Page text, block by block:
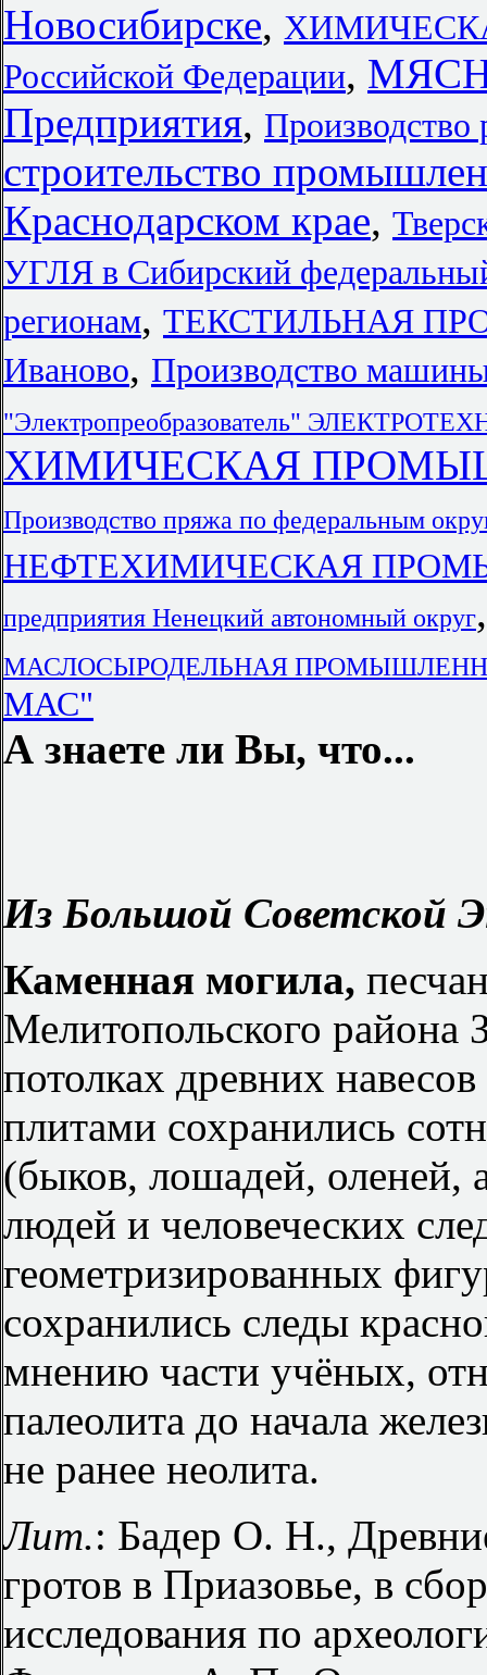
Новосибирске,
Российской Федерации,
Предприятия,
строительство
Краснодарском крае,
УГЛЯ в Сибирский
регионам, ТЕКСТИЛЬНАЯ
Иваново, Производство
"Электропреобразователь"
ХИМИЧЕСКАЯ
Производство пряжа по федеральным
НЕФТЕХИМИЧЕСКАЯ
предприятия Ненецкий автономный округ
МАСЛОСЫРОДЕЛЬНАЯ
МАС"
А знаете ли Вы, что...
Из Большой Советской
Каменная могила,
Мелитопольского
потолках древних
плитами сохранились
(быков, лошадей, оленей,
людей и человеческих
геометризированных
сохранились следы
мнению части учёных,
палеолита до начала
не ранее неолита.
Лит.: Бадер О. Н.,
гротов в Приазовье, в
исследования по